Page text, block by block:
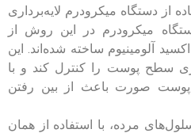
از دستگاه میکرودرم لایه‌برداری
میکرودرم در این روش از
آلومینیوم ساخته شده‌‌اند. این
سطح پوست را کنترل کند و با
صورت باعث از بین رفتن
مرده، با استفاده از همان